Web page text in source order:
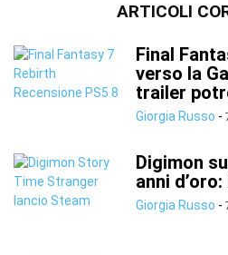
ARTICOLI
Final
verso la
trailer
Giorgia Russo -
Digimon
anni
Giorgia Russo -